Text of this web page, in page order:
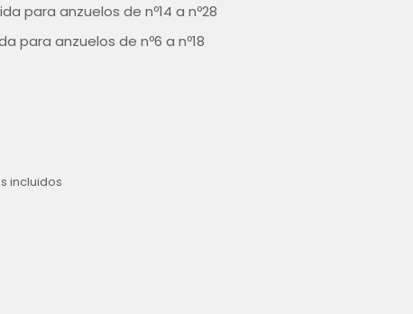
para anzuelos de nº14 a nº28
para anzuelos de nº6 a nº18
incluidos